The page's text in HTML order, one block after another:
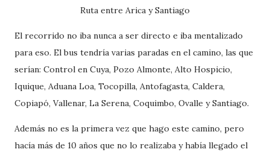
Ruta entre Arica y Santiago
El recorrido no iba nunca a ser directo e iba mentalizado
para eso. El bus tendría varias paradas en el camino, las que
serían: Control en Cuya, Pozo Almonte, Alto Hospicio,
Iquique, Aduana Loa, Tocopilla, Antofagasta, Caldera,
Copiapó, Vallenar, La Serena, Coquimbo, Ovalle y Santiago.
Además no es la primera vez que hago este camino, pero
hacía más de 10 años que no lo realizaba y había llegado el